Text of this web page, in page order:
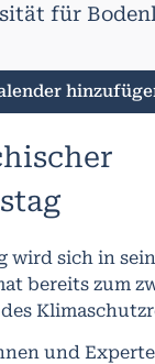
für
wird sich in
bereits zum
und